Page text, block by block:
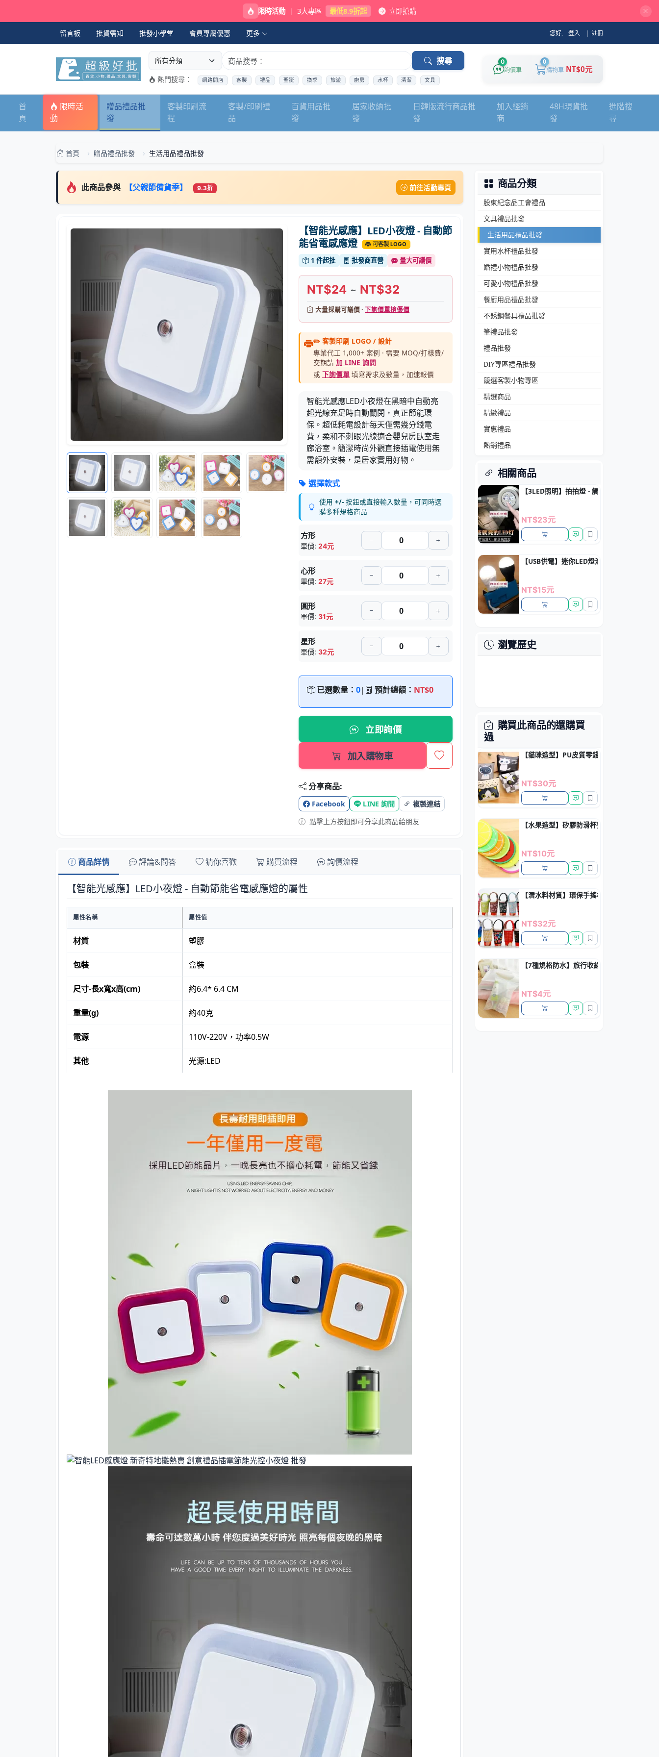
限時活動 | 3大專區 最低8.9折起 立即搶購
留言板 批貨需知 批發小學堂 會員專屬優惠 更多 您好, 登入 | 註冊
選擇商品分類
搜尋商品關鍵字 搜尋
熱門搜尋： 網路開店 客製 禮品 聖誕 換季 旅遊 廚房 水杯 清潔 文具
0
詢價車
0
購物車 NT$0元
首
頁
限時活
動
贈品禮品批
發
客製印刷流
程
客製/印刷禮
品
百貨用品批
發
居家收納批
發
日韓版流行商品批
發
加入經銷
商
48H現貨批
發
進階搜
尋
首頁 贈品禮品批發 生活用品禮品批發
此商品參與 【父親節備貨季】 9.3折 前往活動專頁
【智能光感應】LED小夜燈 - 自動節
能省電感應燈
可客製 LOGO
1 件起批 批發商直營 量大可議價
NT$24 ~ NT$32
大量採購可議價 ·下詢價單搶優價
✏️ 客製印刷 LOGO / 設計
專業代工 1,000+ 案例 · 需要 MOQ/打樣費/
交期請加 LINE 詢問
或下詢價單 填寫需求及數量，加速報價
智能光感應LED小夜燈在黑暗中自動亮
起光線充足時自動關閉，真正節能環
保。超低耗電設計每天僅需幾分錢電
費，柔和不刺眼光線適合嬰兒房臥室走
廊浴室。簡潔時尚外觀直接插電使用無
需額外安裝，是居家實用好物。
選擇款式
使用+/- 按鈕或直接輸入數量，可同時選
購多種規格商品
方形
單價:24元
心形
單價:27元
圓形
單價:31元
星形
單價:32元
已選數量：0| 預計總額： NT$0
立即詢價
加入購物車
分享商品:
Facebook LINE 詢問
複製連結
點擊上方按鈕即可分享此商品給朋友
商品詳情 評論&問答 猜你喜歡 購買流程 詢價流程
【智能光感應】LED小夜燈 - 自動節能省電感應燈的屬性
屬性名稱 屬性值
材質 塑膠
包裝 盒裝
尺寸-長x寬x高(cm) 約6.4* 6.4 CM
重量(g) 約40克
電源 110V-220V，功率0.5W
其他 光源:LED
商品分類
股東紀念品工會禮品
文具禮品批發
生活用品禮品批發
實用水杯禮品批發
婚禮小物禮品批發
可愛小物禮品批發
餐廚用品禮品批發
不銹鋼餐具禮品批發
筆禮品批發
禮品批發
DIY專區禮品批發
競選客製小物專區
精選商品
精緻禮品
實惠禮品
熱銷禮品
相關商品
【3LED照明】拍拍燈 - 觸控式車用小夜燈
NT$23元
【USB供電】迷你LED燈泡 - 隨身照明小夜燈
NT$15元
瀏覽歷史
購買此商品的還購買
過
【貓咪造型】PU皮質零錢包 - 多功能鑰匙小
NT$30元
【水果造型】矽膠防滑杯墊 - 繽紛創意餐桌墊
NT$10元
【潛水料材質】環保手搖杯隔熱套 - 防燙防
NT$32元
【7種規格防水】旅行收納袋 - PVC透明衣物
NT$4元